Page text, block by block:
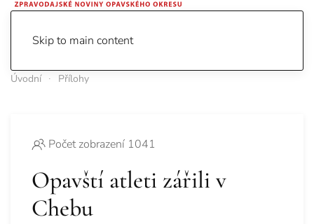
Skip to main content
Úvodní Přílohy
Počet zobrazení 1041
Opavští atleti zářili v
Chebu